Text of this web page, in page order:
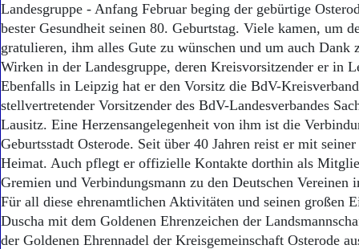
Landesgruppe - Anfang Februar beging der gebürtige
bester Gesundheit seinen 80. Geburtstag. Viele kamen, um
gratulieren, ihm alles Gute zu wünschen und um auch Dank
Wirken in der Landesgruppe, deren Kreisvorsitzender er in
Ebenfalls in Leipzig hat er den Vorsitz die BdV-
stellvertretender Vorsitzender des BdV-Landesverbandes
Lausitz. Eine Herzensangelegenheit von ihm ist die
Geburtsstadt Osterode. Seit über 40 Jahren reist er mit
Heimat. Auch pflegt er offizielle Kontakte dorthin als
Gremien und Verbindungsmann zu den Deutschen Vereinen
Für all diese ehrenamtlichen Aktivitäten und seinen großen
Duscha mit dem Goldenen Ehrenzeichen der
der Goldenen Ehrennadel der Kreisgemeinschaft Osterode